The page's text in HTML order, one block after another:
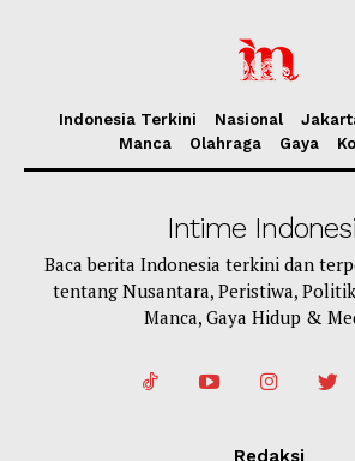
Indonesia Terkini Nasional
Manca
Olahraga Gaya
Intime
Baca berita Indonesia terkini dan
tentang Nusantara, Peristiwa,
Manca, Gaya Hidup &
Redaksi